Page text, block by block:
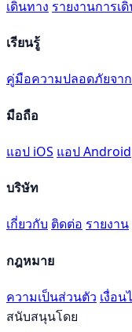
เดินทาง รายงานการเ
เรียนรู้
คู่มือความปลอดภัยจา
มือถือ
แอป iOS แอป Android
บริษัท
เกี่ยวกับ ติดต่อ รายงาน
กฎหมาย
ความเป็นส่วนตัว เงื่อน
สนับสนุนโดย